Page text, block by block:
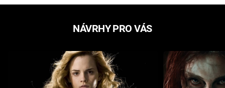
NÁVRHY PRO VÁS